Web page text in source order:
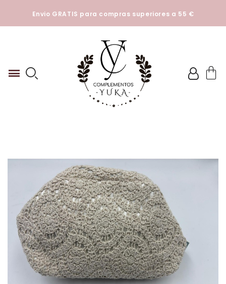
podamos mejorar su experiencia en nuestros sitios.
VerPolitica de cookies
Envio GRATIS para compras superiores a 55 €